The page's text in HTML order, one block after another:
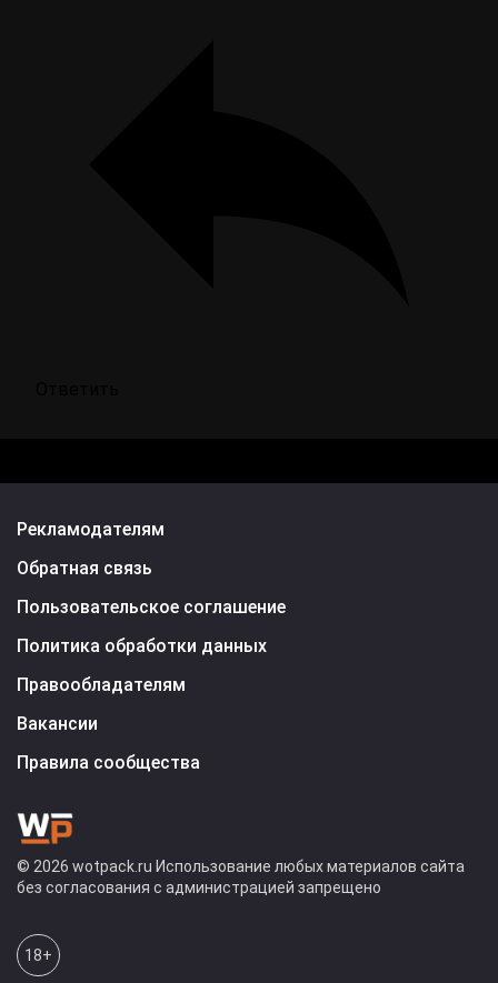
Рекламодателям
Обратная связь
Пользовательское соглашение
Политика обработки данных
Правообладателям
Вакансии
Правила сообщества
© 2026 wotpack.ru Использование любых материалов сайта
без согласования с администрацией запрещено
18+